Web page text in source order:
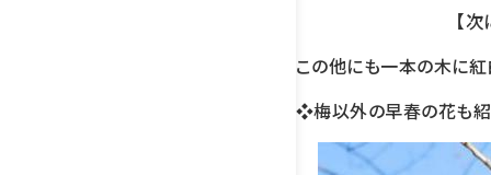
【
この他にも一本の木に紅
❖梅以外の早春の花も紹